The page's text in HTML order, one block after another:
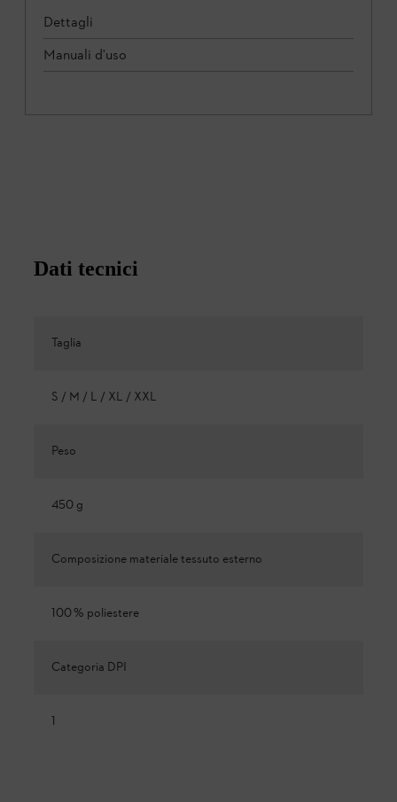
Dettagli
Manuali d'uso
Dati tecnici
Taglia
S / M / L / XL / XXL
Peso
450 g
Composizione materiale tessuto esterno
100 % poliestere
Categoria DPI
1